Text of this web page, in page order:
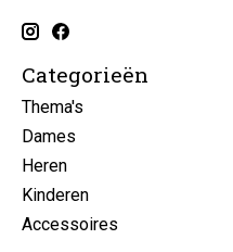
Categorieën
Thema's
Dames
Heren
Kinderen
Accessoires